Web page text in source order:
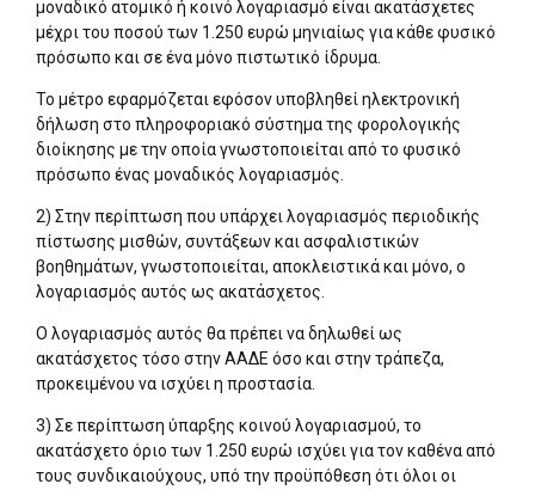
μοναδικό ατομικό ή κοινό λογαριασμό είναι ακατάσχετες
μέχρι του ποσού των 1.250 ευρώ μηνιαίως για κάθε φυσικό
πρόσωπο και σε ένα μόνο πιστωτικό ίδρυμα.
Το μέτρο εφαρμόζεται εφόσον υποβληθεί ηλεκτρονική
δήλωση στο πληροφοριακό σύστημα της φορολογικής
διοίκησης με την οποία γνωστοποιείται από το φυσικό
πρόσωπο ένας μοναδικός λογαριασμός.
2) Στην περίπτωση που υπάρχει λογαριασμός περιοδικής
πίστωσης μισθών, συντάξεων και ασφαλιστικών
βοηθημάτων, γνωστοποιείται, αποκλειστικά και μόνο, ο
λογαριασμός αυτός ως ακατάσχετος.
Ο λογαριασμός αυτός θα πρέπει να δηλωθεί ως
ακατάσχετος τόσο στην AAΔΕ όσο και στην τράπεζα,
προκειμένου να ισχύει η προστασία.
3) Σε περίπτωση ύπαρξης κοινού λογαριασμού, το
ακατάσχετο όριο των 1.250 ευρώ ισχύει για τον καθένα από
τους συνδικαιούχους, υπό την προϋπόθεση ότι όλοι οι